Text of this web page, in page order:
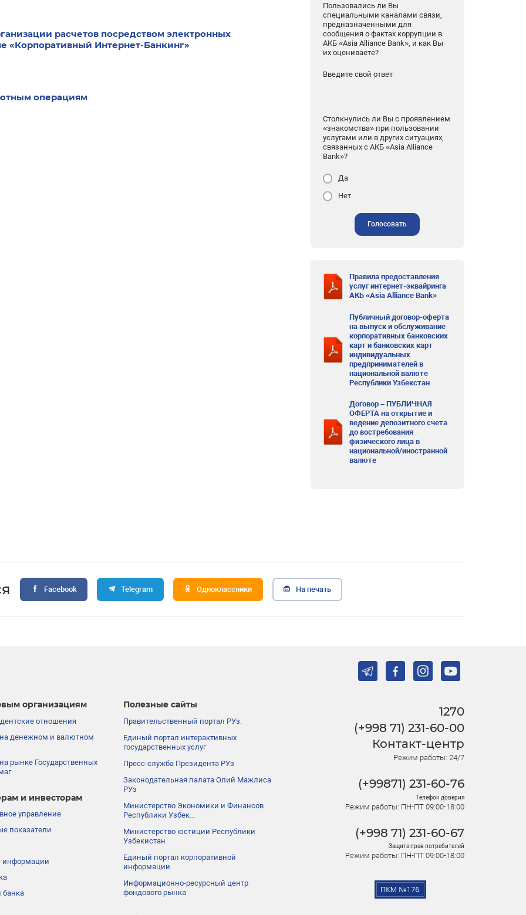
расчетов посредством электронных
«Корпоративный Интернет-Банкинг»
операциям
Пользовались ли Вы
специальными каналами связи,
предназначенными для
сообщения о фактах коррупции в
АКБ «Asia Alliance Bank», и как Вы
их оцениваете?
Введите свой ответ
Столкнулись ли Вы с проявлением
«знакомства» при пользовании
услугами или в других ситуациях,
связанных с АКБ «Asia Alliance
Bank»?
Да
Нет
Голосовать
Правила предоставления
услуг интернет-эквайринга
АКБ «Asia Alliance Bank»
Публичный договор-оферта
на выпуск и обслуживание
корпоративных банковских
карт и банковских карт
индивидуальных
предпринимателей в
национальной валюте
Республики Узбекстан
Договор – ПУБЛИЧНАЯ
ОФЕРТА на открытие и
ведение депозитного счета
до востребования
физического лица в
национальной/иностранной
валюте
Facebook Telegram Одноклассники На печать
организациям
отношения
денежном и валютном
рынке Государственных
и инвесторам
управление
показатели
информации
банка
Полезные сайты
Правительственный портал РУз.
Единый портал интерактивных
государственных услуг
Пресс-служба Президента РУз
Законодательная палата Олий Мажлиса
РУз
Министерство Экономики и Финансов
Республики Узбек...
Министерство юстиции Республики
Узбекистан
Единый портал корпоративной
информации
Информационно-ресурсный центр
фондового рынка
1270
(+998 71) 231-60-00
Контакт-центр
Режим работы: 24/7
(+99871) 231-60-76
Телефон доверия
Режим работы: ПН-ПТ 09:00-18:00
(+998 71) 231-60-67
Защита прав потребителей
Режим работы: ПН-ПТ 09:00-18:00